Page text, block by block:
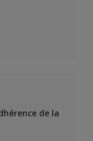
de la